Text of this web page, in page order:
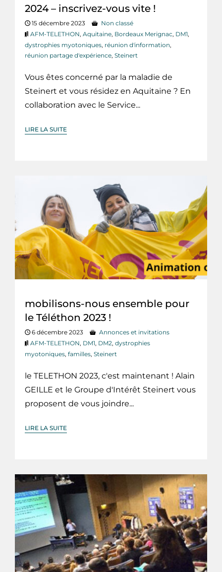
2024 – inscrivez-vous vite !
15 décembre 2023
Non classé
AFM-TELETHON, Aquitaine, Bordeaux Merignac, DM1,
dystrophies myotoniques, réunion d'information,
réunion partage d'expérience, Steinert
Vous êtes concerné par la maladie de
Steinert et vous résidez en Aquitaine ? En
collaboration avec le Service...
LIRE LA SUITE
mobilisons-nous ensemble pour
le Téléthon 2023 !
6 décembre 2023
Annonces et invitations
AFM-TELETHON, DM1, DM2, dystrophies
myotoniques, familles, Steinert
le TELETHON 2023, c'est maintenant ! Alain
GEILLE et le Groupe d'Intérêt Steinert vous
proposent de vous joindre...
LIRE LA SUITE